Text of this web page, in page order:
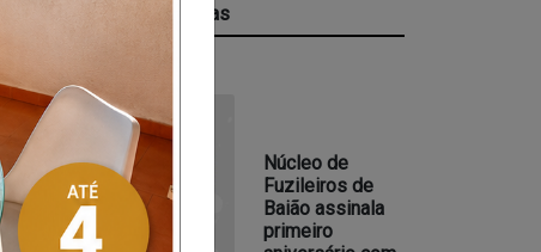
Últimas Notícias
Núcleo de
Fuzileiros de
Baião assinala
primeiro